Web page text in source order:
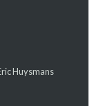
Huysmans